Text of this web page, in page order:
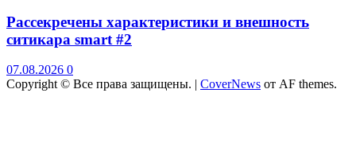
Рассекречены характеристики и внешность
ситикара smart #2
07.08.2026 0
Copyright © Все права защищены. | CoverNews от AF themes.